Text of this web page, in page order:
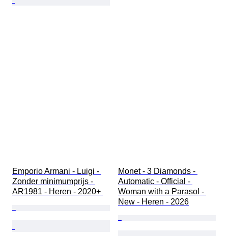
Emporio Armani - Luigi -
Zonder minimumprijs -
AR1981 - Heren - 2020+
Monet - 3 Diamonds -
Automatic - Official -
Woman with a Parasol -
New - Heren - 2026